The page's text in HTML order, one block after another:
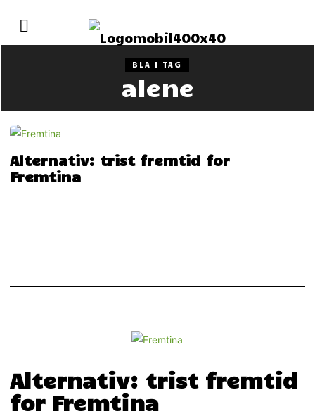
BLA I TAG
alene
Alternativ: trist fremtid for
Fremtina
Alternativ: trist fremtid
for Fremtina